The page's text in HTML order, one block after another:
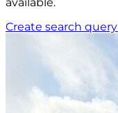
Create search query